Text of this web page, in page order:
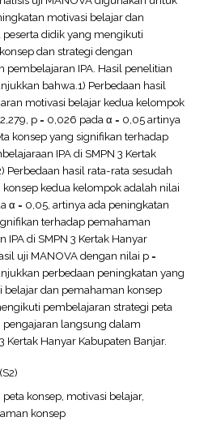
motivasi belajar dan
didik yang mengikuti
dan strategi dengan
pembelajaran IPA. Hasil penelitian
bahwa.1) Perbedaan hasil
motivasi belajar kedua kelompok
p = 0,026 pada α = 0,05 artinya
konsep yang signifikan terhadap
IPA di SMPN 3 Kertak
Perbedaan hasil rata-rata sesudah
kedua kelompok adalah nilai
α = 0,05, artinya ada peningkatan
terhadap pemahaman
di SMPN 3 Kertak Hanyar
uji MANOVA dengan nilai p =
perbedaan peningkatan yang
belajar dan pemahaman konsep
pembelajaran strategi peta
pengajaran langsung dalam
Kertak Hanyar Kabupaten Banjar.
peta konsep, motivasi belajar,
konsep